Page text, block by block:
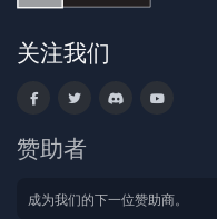
关注我们
赞助者
成为我们的下一位赞助商。